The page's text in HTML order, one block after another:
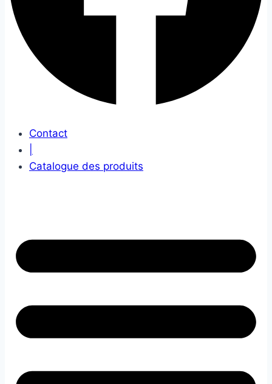
Contact
Catalogue des produits